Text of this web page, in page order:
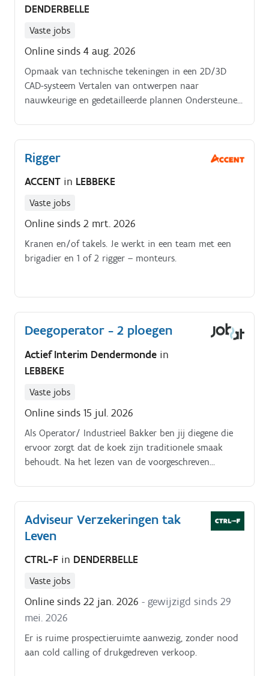
DENDERBELLE
Vaste jobs
Online sinds 4 aug. 2026
Opmaak van technische tekeningen in een 2D/3D
CAD-systeem Vertalen van ontwerpen naar
nauwkeurige en gedetailleerde plannen Ondersteunen
tussen technisch tekenwerk en administratieve
ondersteuning Nauw samenwerken met het team om
projecten correct en efficiënt uit te werken Oog voor
Rigger
ACCENT in LEBBEKE
Vaste jobs
Online sinds 2 mrt. 2026
Kranen en/of takels. Je werkt in een team met een
brigadier en 1 of 2 rigger – monteurs.
Deegoperator - 2 ploegen
Actief Interim Dendermonde in
LEBBEKE
Vaste jobs
Online sinds 15 jul. 2026
Als Operator/ Industrieel Bakker ben jij diegene die
ervoor zorgt dat de koek zijn traditionele smaak
behoudt. Na het lezen van de voorgeschreven
Adviseur Verzekeringen tak
Leven
CTRL-F in DENDERBELLE
Vaste jobs
Online sinds 22 jan. 2026 - gewijzigd sinds 29
mei. 2026
Er is ruime prospectieruimte aanwezig, zonder nood
aan cold calling of drukgedreven verkoop.